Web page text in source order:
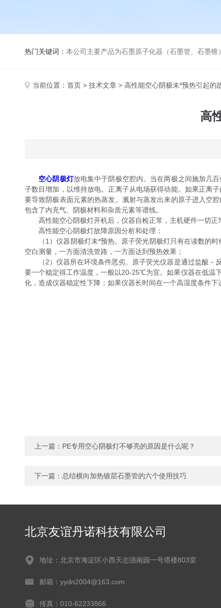
热门关键词： 本公司主要产品为石墨原子化器（石墨管、石墨锥）、元素空心阴极灯、氘灯、空心
当前位置： 首页 > 技术文章 > 高性能空心阴极未*预热引起的
高
空心阴极灯放电集中于阴极空腔内。当在两极之间施加几
子数目增加，以维持放电。正离子从电场获得动能。如果正离
要导致阴极表面元素的热蒸发。溅射与蒸发出来的原子进入空
包含了内充气、阴极材料和杂质元素等谱线。
高性能空心阴极灯开机后，仪器自检正常，主机硬件一切正
高性能空心阴极灯故障原因分析和处理：
（1）仪器阴极灯未*预热。原子荧光阴极灯只有在读数的时
空白测量，一方面清洗管路，一方面达到预热效果；
（2）仪器所在环境条件恶劣。原子荧光仪器是通过盐酸－
要一个稳定得工作温度，一般以20-25℃为宜。如果仪器在低温
化，造成仪器稳定性下降；如果仪器长时间在一个高湿度条件
上一篇： PE专用空心阴极灯不够亮的原因是什么呢？
下一篇： 总结横向加热镀层石墨管的六个使用技巧
北京友谊丹诺科技有限公司
地址：北京市海淀区小西天志强南园一号塔楼803室
邮箱：yydn2004@163.com
传真：010-62233866